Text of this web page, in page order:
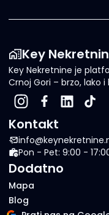
Key
Key Nekretnine je
Crnoj Gori – brzo, lako
Kontakt
Pon - Pet: 9:00 -
Dodatno
Mapa
Blog